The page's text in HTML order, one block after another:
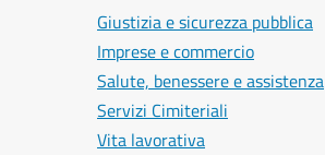
Giustizia e sicurezza pubblica
Imprese e commercio
Salute, benessere e assistenza
Servizi Cimiteriali
Vita lavorativa